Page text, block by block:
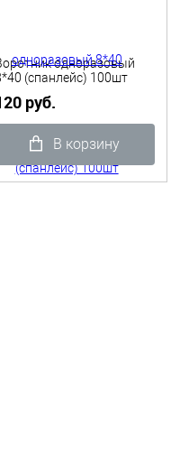
одноразовый
(спанлейс) 100шт
руб.
В корзину